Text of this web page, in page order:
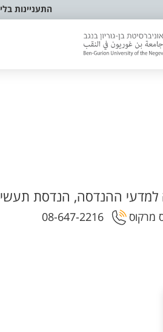
התעניינות
ההנדסה, הנדסת
08-647-2216